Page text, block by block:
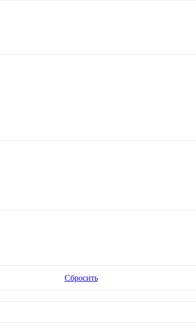
Сбросить